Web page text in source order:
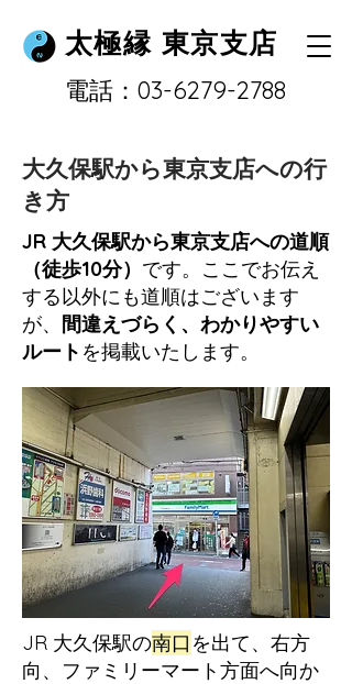
太極縁 東京支店
​電話：03-6279-2788
大久保駅から東京支店への行
き方
JR 大久保駅から東京支店への道順
（徒歩10分） です。ここでお伝え
する以外にも道順はございます
が、 間違えづらく、わかりやすい
ルート を掲載いたします。
JR 大久保駅の南口 を出て、右方
向、ファミリーマート方面へ向か